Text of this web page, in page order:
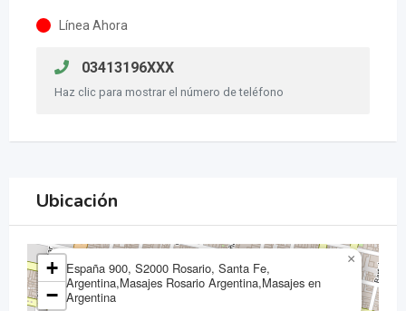
Línea Ahora
03413196XXX
Haz clic para mostrar el número de teléfono
Ubicación
España 900, S2000 Rosario, Santa Fe,
Argentina,Masajes Rosario Argentina,Masajes en
Argentina
×
+
−